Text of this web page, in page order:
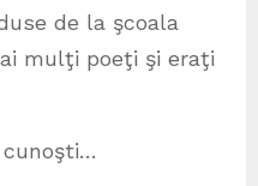
de la şcoala
mulţi poeţi şi eraţi
cunoşti…